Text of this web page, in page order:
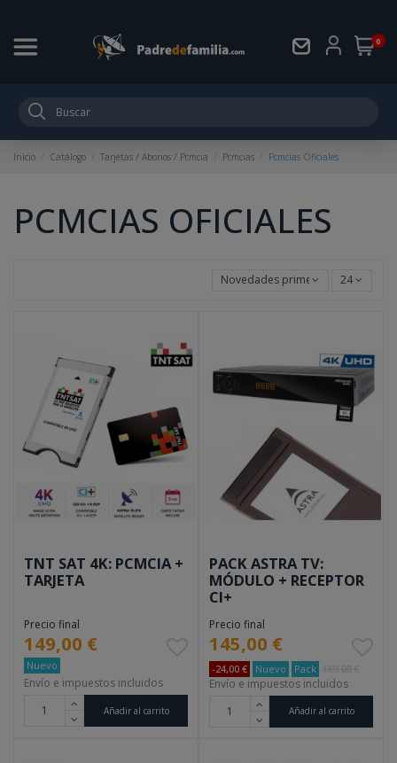
0
Inicio Catálogo Tarjetas / Abonos / Pcmcia Pcmcias Pcmcias Oficiales
PCMCIAS OFICIALES
Novedades primero 24
TNT SAT 4K: PCMCIA +
TARJETA
Precio final
149,00 €
Nuevo
Envío e impuestos incluidos
Añadir al carrito
PACK ASTRA TV:
MÓDULO + RECEPTOR
CI+
Precio final
145,00 €
-24,00 € Nuevo Pack
Envío e impuestos incluidos
Añadir al carrito